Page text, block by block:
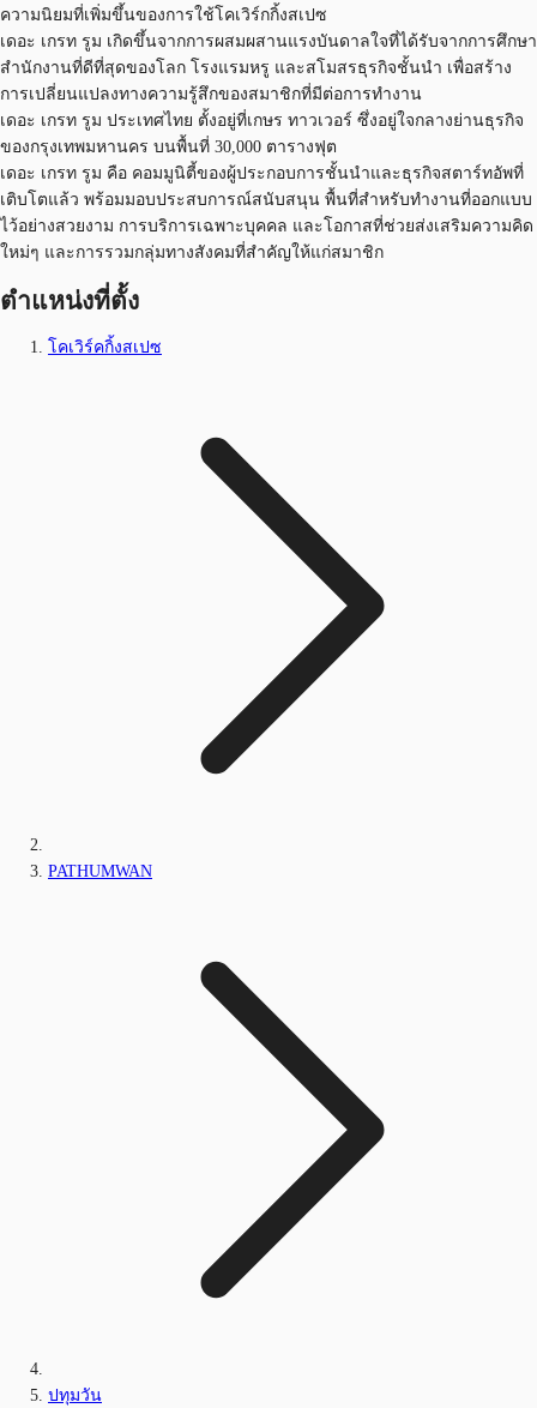
ความนิยมที่เพิ่มขึ้นของการใช้โคเวิร์กกิ้งสเปซ
เดอะ เกรท รูม เกิดขึ้นจากการผสมผสานแรงบันดาลใจที่ได้รับจากการศึกษา
สำนักงานที่ดีที่สุดของโลก โรงแรมหรู และสโมสรธุรกิจชั้นนำ เพื่อสร้าง
การเปลี่ยนแปลงทางความรู้สึกของสมาชิกที่มีต่อการทำงาน
เดอะ เกรท รูม ประเทศไทย ตั้งอยู่ที่เกษร ทาวเวอร์ ซึ่งอยู่ใจกลางย่านธุรกิจ
ของกรุงเทพมหานคร บนพื้นที่ 30,000 ตารางฟุต
เดอะ เกรท รูม คือ คอมมูนิตี้ของผู้ประกอบการชั้นนำและธุรกิจสตาร์ทอัพที่
เติบโตแล้ว พร้อมมอบประสบการณ์สนับสนุน พื้นที่สำหรับทำงานที่ออกแบบ
ไว้อย่างสวยงาม การบริการเฉพาะบุคคล และโอกาสที่ช่วยส่งเสริมความคิด
ใหม่ๆ และการรวมกลุ่มทางสังคมที่สำคัญให้แก่สมาชิก
ตำแหน่งที่ตั้ง
โคเวิร์คกิ้งสเปซ
PATHUMWAN
ปทุมวัน